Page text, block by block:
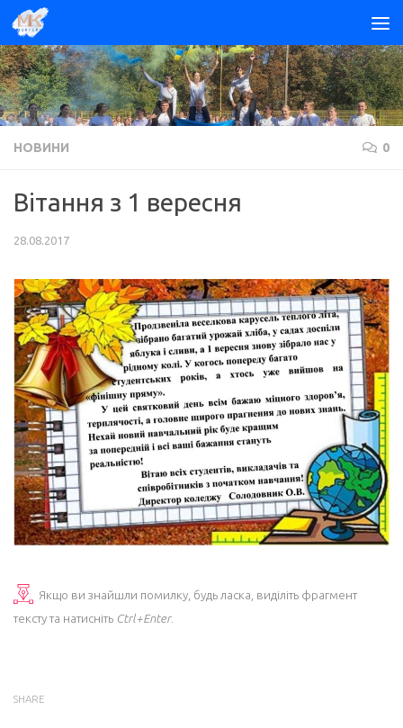
Skip to content
НОВИНИ 0
Вітання з 1 вересня
28.08.2017
Якщо ви знайшли помилку, будь ласка, виділіть фрагмент
тексту та натисніть Ctrl+Enter.
SHARE